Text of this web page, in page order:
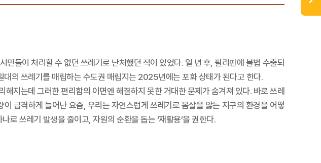
들이 처리할 수 없던 쓰레기로 난처했던 적이 있었다. 일 년 후, 필리핀에 불법 수출되
의 쓰레기를 매립하는 수도권 매립지는 2025년에는 포화 상태가 된다고 한다.
지는데 그러한 편리함의 이면엔 해결하지 못한 거대한 문제가 숨겨져 있다. 바로 쓰레
급격하게 늘어난 요즘, 우리는 자연스럽게 쓰레기로 몸살을 앓는 지구의 환경을 어떻
로 쓰레기 발생을 줄이고, 자원의 순환을 돕는 ‘재활용’을 권한다.